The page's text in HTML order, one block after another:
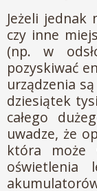
Jeżeli jednak
czy inne
(np. w
pozyskiwać
urządzenia
dziesiątek
całego
uwadze, że
która może
oświetlenia